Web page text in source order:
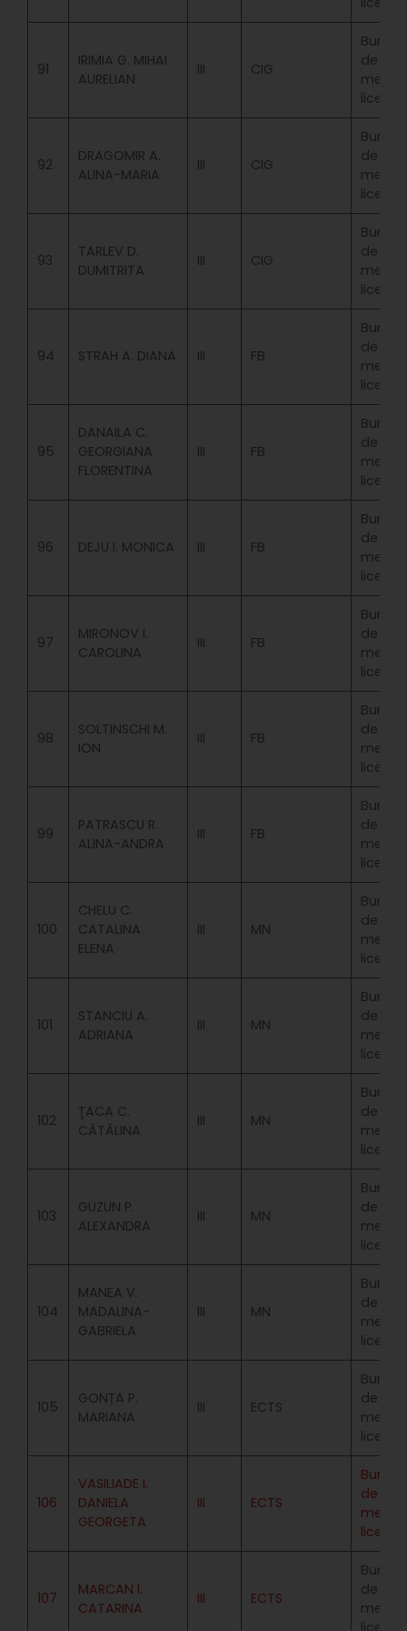
91
IRIMIA G. MIHAI
AURELIAN
III CIG
Bursa
de
merit
licenta
92
DRAGOMIR A.
ALINA-MARIA
III CIG
Bursa
de
merit
licenta
93
TARLEV D.
DUMITRITA
III CIG
Bursa
de
merit
licenta
94 STRAH A. DIANA III FB
Bursa
de
merit
licenta
95
DANAILA C.
GEORGIANA
FLORENTINA
III FB
Bursa
de
merit
licenta
96 DEJU I. MONICA III FB
Bursa
de
merit
licenta
97
MIRONOV I.
CAROLINA
III FB
Bursa
de
merit
licenta
98
SOLTINSCHI M.
ION
III FB
Bursa
de
merit
licenta
99
PATRASCU R.
ALINA-ANDRA
III FB
Bursa
de
merit
licenta
100
CHELU C.
CATALINA
ELENA
III MN
Bursa
de
merit
licenta
101
STANCIU A.
ADRIANA
III MN
Bursa
de
merit
licenta
102
ŢACA C.
CĂTĂLINA
III MN
Bursa
de
merit
licenta
103
GUZUN P.
ALEXANDRA
III MN
Bursa
de
merit
licenta
104
MANEA V.
MADALINA-
GABRIELA
III MN
Bursa
de
merit
licenta
105
GONȚA P.
MARIANA
III ECTS
Bursa
de
merit
licenta
106
VASILIADE I.
DANIELA
GEORGETA
III ECTS
Bursa
de
merit
licenta
107
MARCAN I.
CATARINA
III ECTS
Bursa
de
merit
licenta